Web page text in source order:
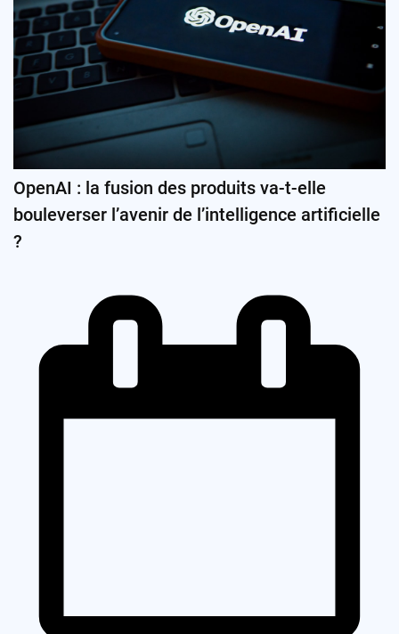
OpenAI : la fusion des produits va-t-elle
bouleverser l’avenir de l’intelligence artificielle
?